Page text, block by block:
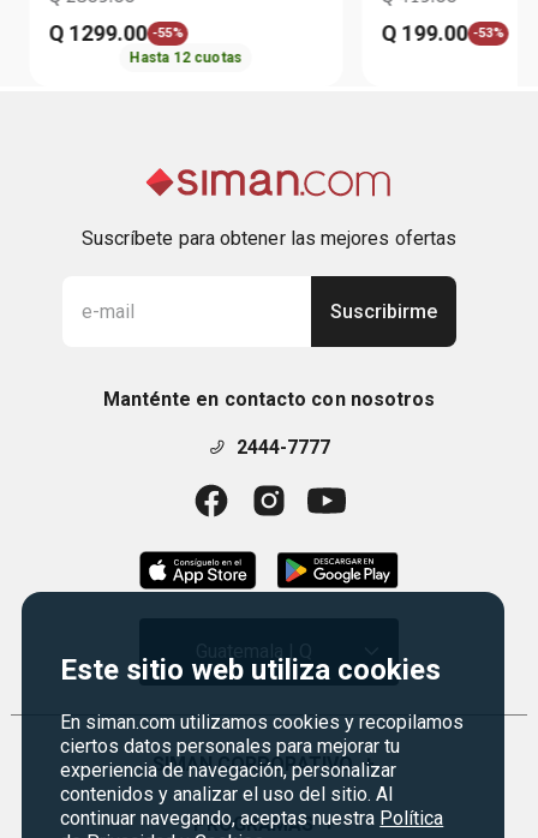
Este sitio web utiliza cookies
En siman.com utilizamos cookies y recopilamos
ciertos datos personales para mejorar tu
experiencia de navegación, personalizar
contenidos y analizar el uso del sitio. Al
continuar navegando, aceptas nuestra Política
Q 1299.00 -55%
Hasta 12 cuotas
Q 199.00 -53%
Suscríbete para obtener las mejores ofertas
Suscribirme
Manténte en contacto con nosotros
2444-7777
SIMAN CORPORATIVO +
Quiénes Somos
PROGRAMAS +